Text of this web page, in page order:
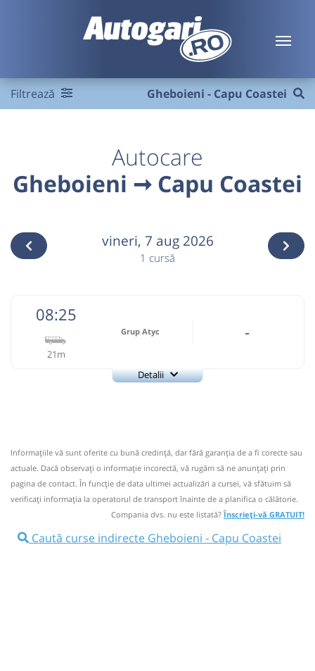
Filtrează Gheboieni - Capu Coastei
Autocare
Gheboieni ➞ Capu Coastei
vineri, 7 aug 2026
1 cursă
08:25
21m
Grup Atyc -
Detalii
Nu a circulat?Semnalați aici
Pune poze din călătoria ta ⤣
08:25 Gheboieni Statie Gheboieni
Microbuz: # Targoviste-Campulung Muscel
Informaţiile vă sunt oferite cu bună credinţă, dar fără garanţia de a fi corecte sau
actuale. Dacă observați o informaţie incorectă, vă rugăm să ne anunțați prin
pagina de contact. În funcție de data ultimei actualizări a cursei, vă sfătuim să
verificaţi informaţia la operatorul de transport înainte de a planifica o călătorie.
Compania dvs. nu este listată?Înscrieți-vă GRATUIT!
Caută curse indirecte Gheboieni - Capu Coastei